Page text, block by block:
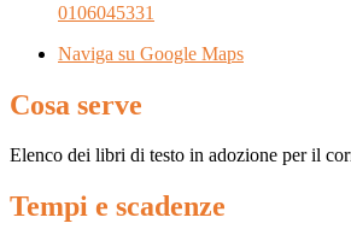
0106045331
Naviga su Google Maps
Cosa serve
Elenco dei libri di testo in adozione per il
Tempi e scadenze